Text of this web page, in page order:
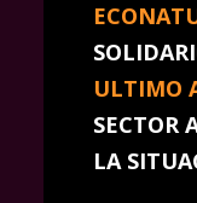
ULTIMO
SECTOR
LA